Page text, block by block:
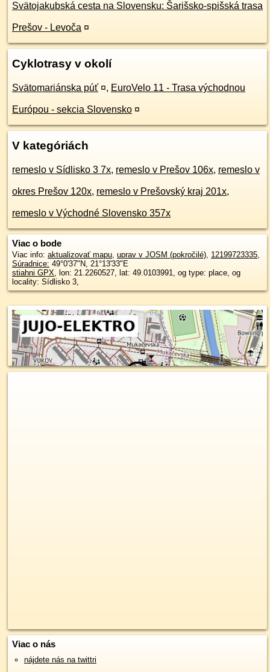
Svätojakubská cesta na Slovensku: Šarišsko-spišská trasa
Prešov - Levoča ¤
Cyklotrasy v okolí
Svätomariánska púť ¤, EuroVelo 11 - Trasa východnou
Európou - sekcia Slovensko ¤
V kategóriách
remeslo v Sídlisko 3 7x, remeslo v Prešov 106x, remeslo v
okres Prešov 120x, remeslo v Prešovský kraj 201x,
remeslo v Východné Slovensko 357x
Viac o bode
Viac info: aktualizovať mapu, uprav v JOSM (pokročilé), 12199723335,
Súradnice: 49°0'37"N, 21°13'33"E
stiahni GPX, lon: 21.2260527, lat: 49.0103991, og type: place, og
locality: Sídlisko 3,
Viac o nás
nájdete nás na twittri